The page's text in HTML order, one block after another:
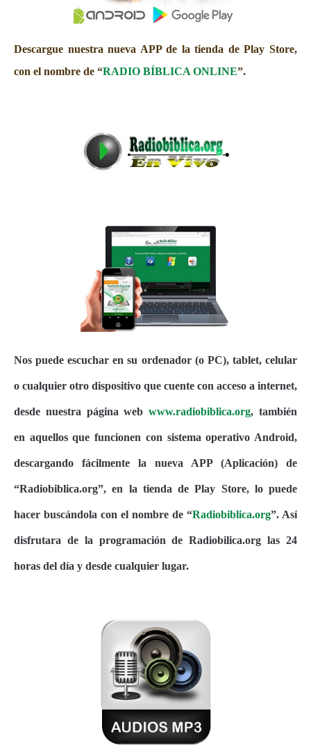
Descargue nuestra nueva APP de la tienda de Play Store,
con el nombre de “RADIO BÍBLICA ONLINE”.
Nos puede escuchar en su ordenador (o PC), tablet, celular
o cualquier otro dispositivo que cuente con acceso a internet,
desde nuestra página webwww.radiobiblica.org, también
en aquellos que funcionen con sistema operativo Android,
descargando fácilmente la nueva APP (Aplicación) de
“Radiobiblica.org”, en la tienda de Play Store, lo puede
hacer buscándola con el nombre de “Radiobiblica.org”. Así
disfrutara de la programación de Radiobilica.org las 24
horas del día y desde cualquier lugar.